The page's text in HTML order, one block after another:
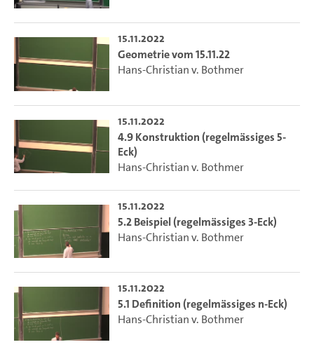
15.11.2022
Geometrie vom 15.11.22
Hans-Christian v. Bothmer
15.11.2022
4.9 Konstruktion (regelmässiges 5-
Eck)
Hans-Christian v. Bothmer
15.11.2022
5.2 Beispiel (regelmässiges 3-Eck)
Hans-Christian v. Bothmer
15.11.2022
5.1 Definition (regelmässiges n-Eck)
Hans-Christian v. Bothmer